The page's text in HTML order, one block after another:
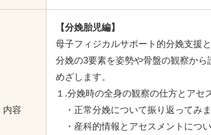
内容
【分娩胎児編】
母子フィジカルサポート的分娩支援
分娩の3要素を姿勢や骨盤の観察か
めざします。
１.分娩時の全身の観察の仕方とア
・正常分娩について振り返ってみ
・産科的情報とアセスメントにつ